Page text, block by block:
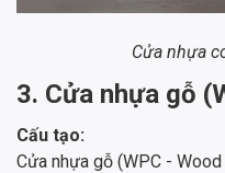
Cửa nhựa
3. Cửa nhựa gỗ
Cấu tạo:
Cửa nhựa gỗ (WPC -